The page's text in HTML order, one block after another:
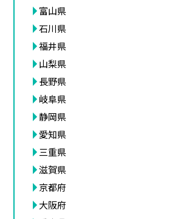
富山県
石川県
福井県
山梨県
長野県
岐阜県
静岡県
愛知県
三重県
滋賀県
京都府
大阪府